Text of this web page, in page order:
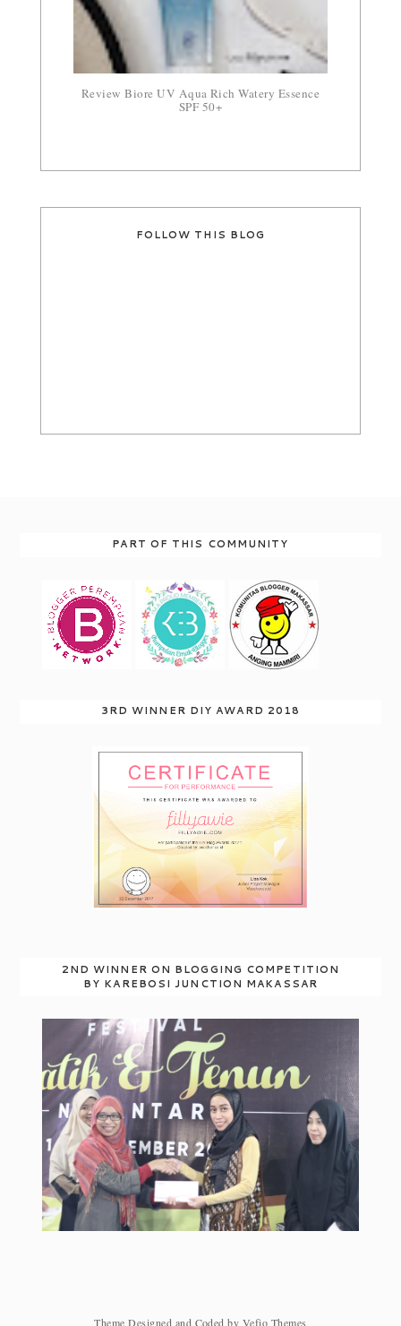
Review Biore UV Aqua Rich Watery Essence
SPF 50+
FOLLOW THIS BLOG
PART OF THIS COMMUNITY
3RD WINNER DIY AWARD 2018
2ND WINNER ON BLOGGING COMPETITION
BY KAREBOSI JUNCTION MAKASSAR
Theme Designed and Coded by Vefio Themes